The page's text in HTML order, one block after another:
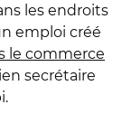
les endroits
emploi créé
le commerce
secrétaire